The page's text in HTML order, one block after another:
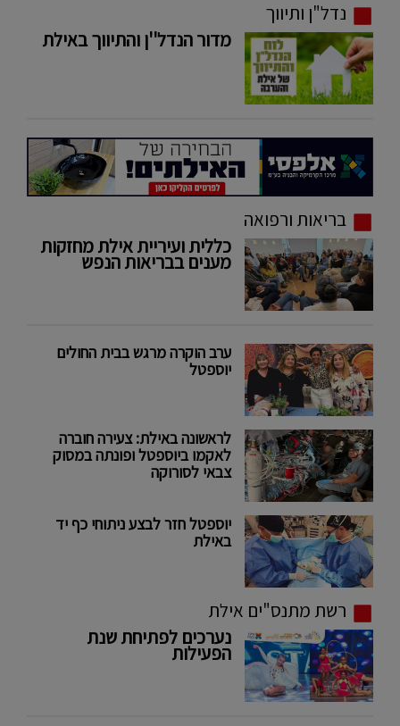
נדל"ן ותיווך
מדור הנדל''ן והתיווך באילת
בריאות ורפואה
כללית ועיריית אילת מחזקות
מענים בבריאות הנפש
ערב הוקרה מרגש בבית החולים
יוספטל
לראשונה באילת: צעירה חוברה
לאקמו ביוספטל ופונתה במסוק
צבאי לסורוקה
יוספטל חזר לבצע ניתוחי כף יד
באילת
רשת מתנס"ים אילת
נערכים לפתיחת שנת
הפעילות